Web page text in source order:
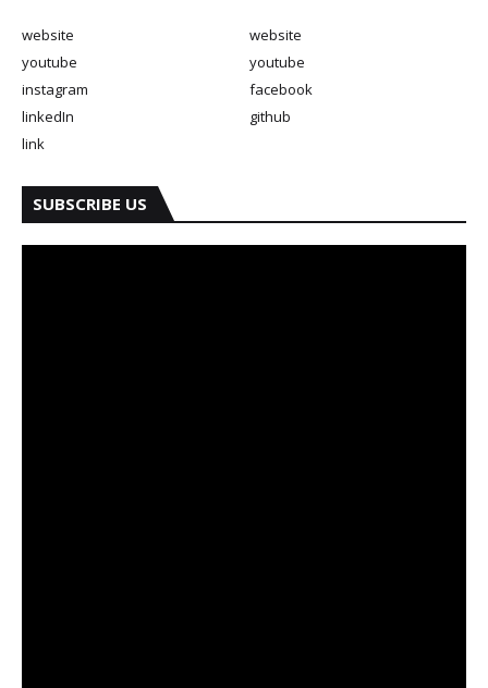
website
website
youtube
youtube
instagram
facebook
linkedIn
github
link
SUBSCRIBE US